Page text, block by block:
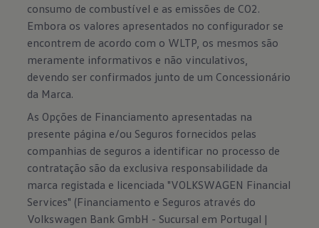
consumo de combustível e as emissões de CO2.
Embora os valores apresentados no configurador se
encontrem de acordo com o WLTP, os mesmos são
meramente informativos e não vinculativos,
devendo ser confirmados junto de um Concessionário
da Marca.
As Opções de Financiamento apresentadas na
presente página e/ou Seguros fornecidos pelas
companhias de seguros a identificar no processo de
contratação são da exclusiva responsabilidade da
marca registada e licenciada "VOLKSWAGEN Financial
Services" (Financiamento e Seguros através do
Volkswagen Bank GmbH - Sucursal em Portugal |